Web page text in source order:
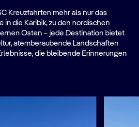
Kreuzfahrten mehr als nur das
in die Karibik, zu den nordischen
Osten – jede Destination bietet
atemberaubende Landschaften
die bleibende Erinnerungen